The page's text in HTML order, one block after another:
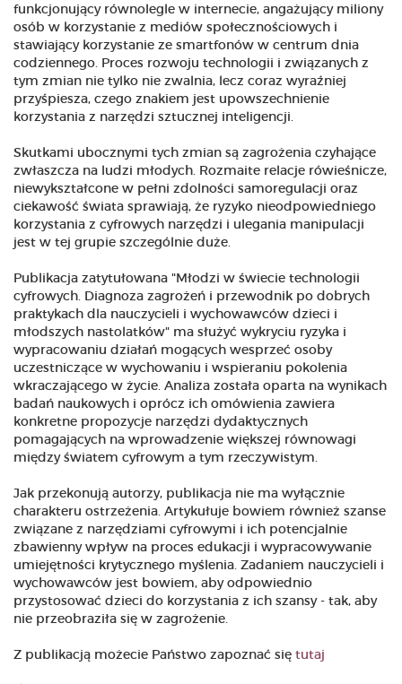
funkcjonujący równolegle w internecie, angażujący miliony
osób w korzystanie z mediów społecznościowych i
stawiający korzystanie ze smartfonów w centrum dnia
codziennego. Proces rozwoju technologii i związanych z
tym zmian nie tylko nie zwalnia, lecz coraz wyraźniej
przyśpiesza, czego znakiem jest upowszechnienie
korzystania z narzędzi sztucznej inteligencji.
Skutkami ubocznymi tych zmian są zagrożenia czyhające
zwłaszcza na ludzi młodych. Rozmaite relacje rówieśnicze,
niewykształcone w pełni zdolności samoregulacji oraz
ciekawość świata sprawiają, że ryzyko nieodpowiedniego
korzystania z cyfrowych narzędzi i ulegania manipulacji
jest w tej grupie szczególnie duże.
Publikacja zatytułowana "Młodzi w świecie technologii
cyfrowych. Diagnoza zagrożeń i przewodnik po dobrych
praktykach dla nauczycieli i wychowawców dzieci i
młodszych nastolatków" ma służyć wykryciu ryzyka i
wypracowaniu działań mogących wesprzeć osoby
uczestniczące w wychowaniu i wspieraniu pokolenia
wkraczającego w życie. Analiza została oparta na wynikach
badań naukowych i oprócz ich omówienia zawiera
konkretne propozycje narzędzi dydaktycznych
pomagających na wprowadzenie większej równowagi
między światem cyfrowym a tym rzeczywistym.
Jak przekonują autorzy, publikacja nie ma wyłącznie
charakteru ostrzeżenia. Artykułuje bowiem również szanse
związane z narzędziami cyfrowymi i ich potencjalnie
zbawienny wpływ na proces edukacji i wypracowywanie
umiejętności krytycznego myślenia. Zadaniem nauczycieli i
wychowawców jest bowiem, aby odpowiednio
przystosować dzieci do korzystania z ich szansy - tak, aby
nie przeobraziła się w zagrożenie.
Z publikacją możecie Państwo zapoznać się tutaj